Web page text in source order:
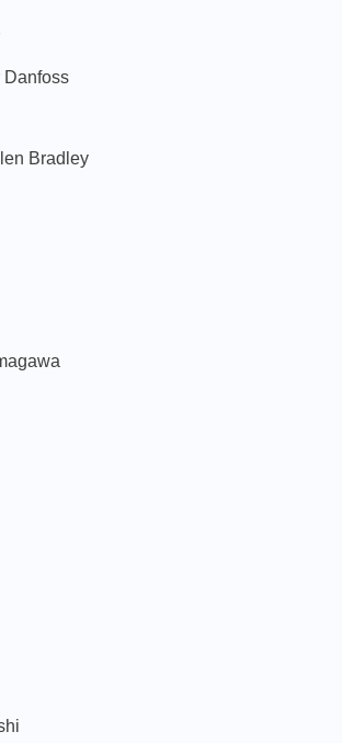
Danfoss
Bradley